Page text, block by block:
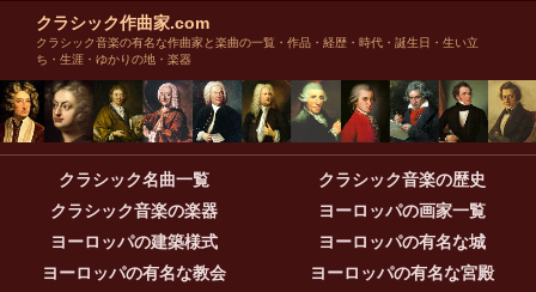
クラシック作曲家.com
クラシック音楽の有名な作曲家と楽曲の一覧・作品・経歴・時代・誕生日・生い立
ち・生涯・ゆかりの地・楽器
クラシック名曲一覧
クラシック音楽の歴史
クラシック音楽の楽器
ヨーロッパの画家一覧
ヨーロッパの建築様式
ヨーロッパの有名な城
ヨーロッパの有名な教会
ヨーロッパの有名な宮殿